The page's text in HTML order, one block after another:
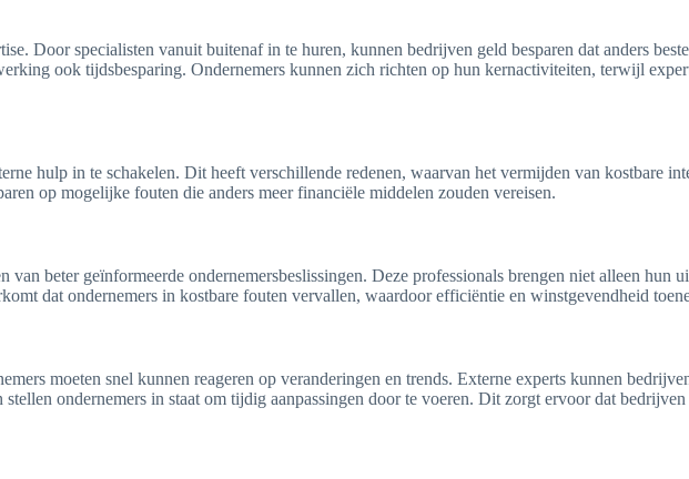
Door specialisten vanuit buitenaf in te huren, kunnen bedrijven geld besparen dat anders
ook tijdsbesparing. Ondernemers kunnen zich richten op hun kernactiviteiten, terwijl
hulp in te schakelen. Dit heeft verschillende redenen, waarvan het vermijden van kostbare
op mogelijke fouten die anders meer financiële middelen zouden vereisen.
beter geïnformeerde ondernemersbeslissingen. Deze professionals brengen niet alleen hun
dat ondernemers in kostbare fouten vervallen, waardoor efficiëntie en winstgevendheid
moeten snel kunnen reageren op veranderingen en trends. Externe experts kunnen
ondernemers in staat om tijdig aanpassingen door te voeren. Dit zorgt ervoor dat